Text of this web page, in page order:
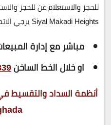
للحجز والاستعلام عن للحجز
Siyal Makadi Heightsيرجي
مباشر مع إدارة
او خلال الخط الساخن